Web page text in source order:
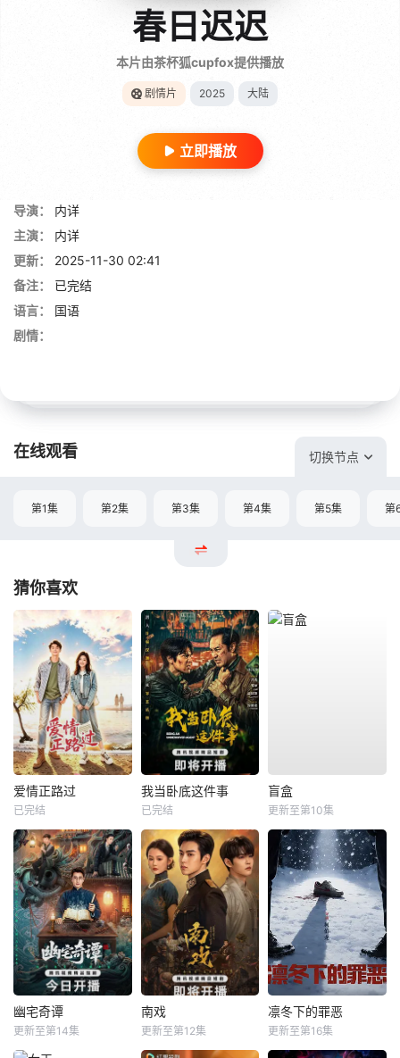
春日迟迟
本片由茶杯狐cupfox提供播放
剧情片 2025 大陆
立即播放
导演：
内详
主演：
内详
更新：
2025-11-30 02:41
备注：
已完结
语言：
国语
剧情：
在线观看 切换节点
第1集 第2集 第3集 第4集 第5集 第
猜你喜欢
爱情正路过
已完结
我当卧底这件事
已完结
盲盒
更新至第10集
幽宅奇谭
更新至第14集
南戏
更新至第12集
凛冬下的罪恶
更新至第16集